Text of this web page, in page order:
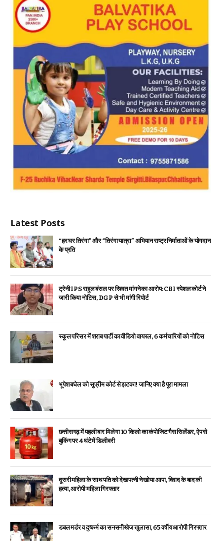
Latest Posts
“हर घर तिरंगा” और “तिरंगा यात्रा” अभियान राष्ट्र निर्माताओं के योगदान
के प्रति
ट्रेनी IPS राहुल बंसल पर रिश्वत मांगने का आरोप: CBI स्पेशल कोर्ट ने
जारी किया नोटिस, DGP से भी मांगी रिपोर्ट
स्कूल परिसर में शराब पार्टी का वीडियो वायरल, 6 कर्मचारियों को नोटिस
भूपेश बघेल को सुप्रीम कोर्ट से झटका! जानिए क्या है पूरा मामला
छत्तीसगढ़ में पहली बार मिलेगा 10 किलो का कंपोजिट गैस सिलेंडर, ऐप से
बुकिंग पर 4 घंटे में डिलीवरी
दूसरी महिला के साथ पति को देख पत्नी ने खोया आपा, विवाद के बाद की
हत्या, आरोपी महिला गिरफ्तार
डबल मर्डर व दुष्कर्म का सनसनीखेज खुलासा, 65 वर्षीय आरोपी गिरफ्तार